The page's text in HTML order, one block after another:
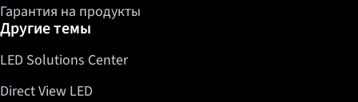
Гарантия на продукты
Другие темы
LED Solutions Center
Direct View LED